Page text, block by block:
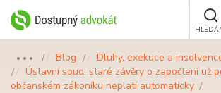
●●● Blog
Dluhy, exekuce a
Ústavní soud: staré závěry o započtení už
občanském zákoníku neplatí automaticky